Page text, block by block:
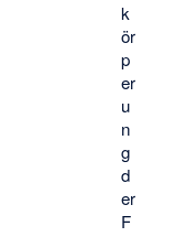
k
ör
p
er
u
n
g
d
er
F